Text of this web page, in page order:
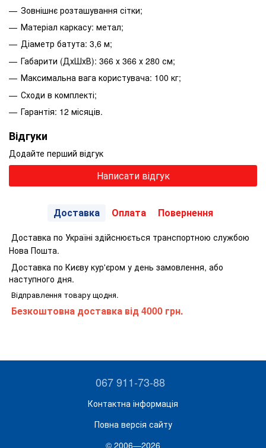
Зовнішнє розташування сітки;
Матеріал каркасу: метал;
Діаметр батута: 3,6 м;
Габарити (ДхШхВ): 366 х 366 х 280 см;
Максимальна вага користувача: 100 кг;
Сходи в комплекті;
Гарантія: 12 місяців.
Відгуки
Додайте перший відгук
Написати відгук
Доставка Оплата Повернення
Доставка по Україні здійснюється транспортною службою
Нова Пошта.
Доставка по Києву кур'єром у день замовлення, або
наступного дня.
Відправлення товару щодня.
Безкоштовна доставка від 4000 грн.
067 911-73-88
Контактна інформація
Повна версія сайту
© 2006—2026